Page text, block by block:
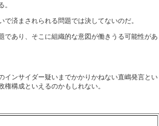
。
済まされられる問題では決してないのだ。
であり、そこに組織的な意図が働きうる可能性があ
インサイダー疑いまでかかりかねない直嶋発言とい
構成といえるのかもしれない。